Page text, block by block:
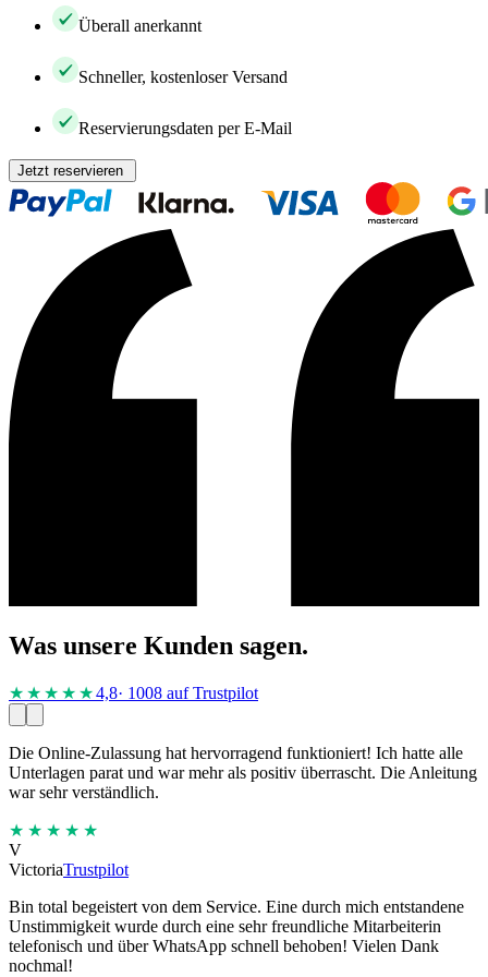
Überall anerkannt
Schneller, kostenloser Versand
Reservierungsdaten per E-Mail
Jetzt reservieren
Was unsere Kunden sagen.
★★★★ ★4,8· 1008 auf Trustpilot
Die Online-Zulassung hat hervorragend funktioniert! Ich hatte alle
Unterlagen parat und war mehr als positiv überrascht. Die Anleitung
war sehr verständlich.
★★★★★
V
VictoriaTrustpilot
Bin total begeistert von dem Service. Eine durch mich entstandene
Unstimmigkeit wurde durch eine sehr freundliche Mitarbeiterin
telefonisch und über WhatsApp schnell behoben! Vielen Dank
nochmal!